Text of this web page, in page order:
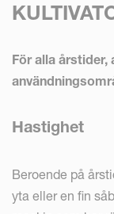
För alla årstider,
Hastighet
Beroende på
yta eller en fin